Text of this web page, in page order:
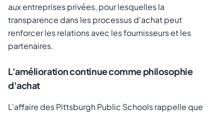
aux entreprises privées, pour lesquelles la
transparence dans les processus d'achat peut
renforcer les relations avec les fournisseurs et les
partenaires.
L'amélioration continue comme philosophie
d'achat
L'affaire des Pittsburgh Public Schools rappelle que